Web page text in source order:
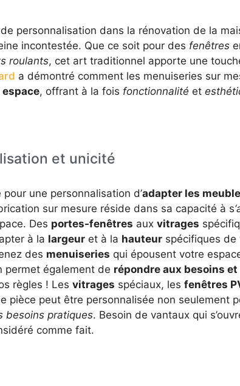
personnalisation dans la rénovation de la
incontestée. Que ce soit pour des fenêtres
roulants, cet art traditionnel apporte une
a démontré comment les menuiseries sur
, offrant à la fois fonctionnalité et
et unicité
une personnalisation d’adapter les
sur mesure réside dans sa capacité à s
Des portes-fenêtres aux vitrages
à la largeuret à la hauteurspécifiques de
des menuiseries qui épousent votre
permet également de répondre aux besoins
règles ! Les vitrages spéciaux, les fenêtres
pièce peut être personnalisée non seulement
besoins pratiques. Besoin de vantaux qui
comme fait.